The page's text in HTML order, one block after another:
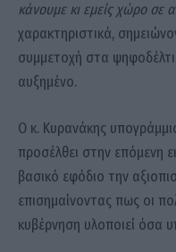
κάνουμε κι εμείς χώρο σε
χαρακτηριστικά,
συμμετοχή στα
αυξημένο.
Ο κ. Κυρανάκης
προσέλθει στην επόμενη
βασικό εφόδιο την
επισημαίνοντας πως οι
κυβέρνηση υλοποιεί όσα